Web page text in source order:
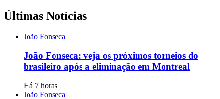
Últimas Notícias
João Fonseca
João Fonseca: veja os próximos torneios do
brasileiro após a eliminação em Montreal
Há 7 horas
João Fonseca